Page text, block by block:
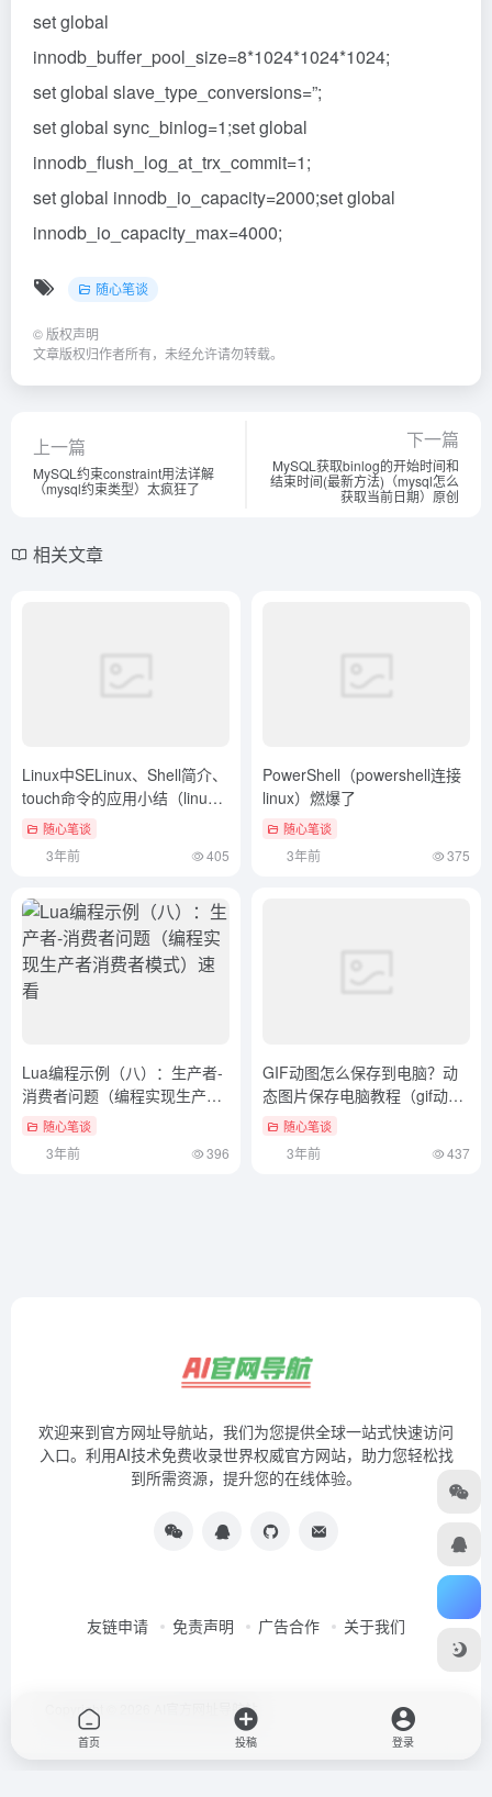
set global
innodb_buffer_pool_size=8*1024*1024*1024;
set global slave_type_conversions=”;
set global sync_binlog=1;set global
innodb_flush_log_at_trx_commit=1;
set global innodb_io_capacity=2000;set global
innodb_io_capacity_max=4000;
随心笔谈
© 版权声明
文章版权归作者所有，未经允许请勿转载。
上一篇
MySQL约束constraint用法详解
（mysql约束类型）太疯狂了
下一篇
MySQL获取binlog的开始时间和
结束时间(最新方法)（mysql怎么
获取当前日期）原创
相关文章
Linux中SELinux、Shell简介、
touch命令的应用小结（linux
系统时间不准）这样也行？
随心笔谈
3年前 405
PowerShell（powershell连接
linux）燃爆了
随心笔谈
3年前 375
Lua编程示例（八）：生产者-
消费者问题（编程实现生产者
消费者模式）速看
随心笔谈
3年前 396
GIF动图怎么保存到电脑？动
态图片保存电脑教程（gif动态
图怎么保存在电脑上打印）学
随心笔谈
3年前 437
欢迎来到官方网址导航站，我们为您提供全球一站式快速访问
入口。利用AI技术免费收录世界权威官方网站，助力您轻松找
到所需资源，提升您的在线体验。
友链申请 免责声明 广告合作 关于我们
Copyright © 2026 AI官方网址导航站
首页 投稿 登录